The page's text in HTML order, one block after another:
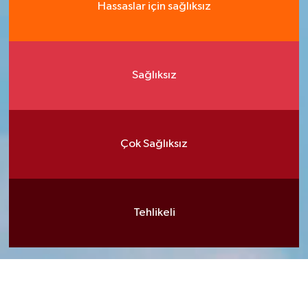
Hassaslar için sağlıksız
Sağlıksız
Çok Sağlıksız
Tehlikeli